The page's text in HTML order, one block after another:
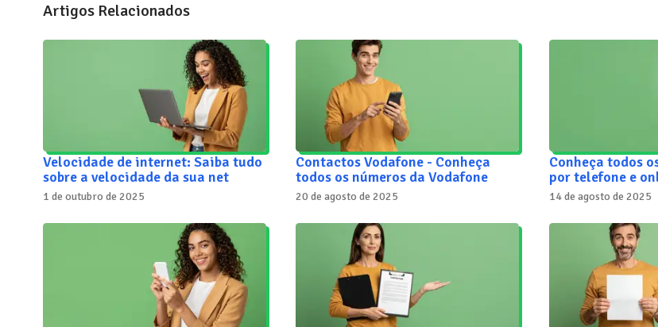
Artigos Relacionados
Velocidade de internet: Saiba tudo
sobre a velocidade da sua net
1 de outubro de 2025
Contactos Vodafone - Conheça
todos os números da Vodafone
20 de agosto de 2025
Conheça todos
por telefone e
14 de agosto de 2025